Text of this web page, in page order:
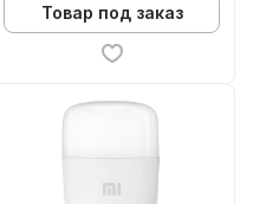
Товар под заказ